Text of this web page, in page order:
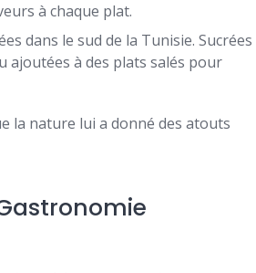
à chaque plat.
dans le sud de la Tunisie. Sucrées
ajoutées à des plats salés pour
la nature lui a donné des atouts